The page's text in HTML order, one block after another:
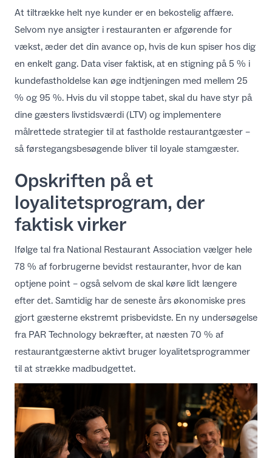
At tiltrække helt nye kunder er en bekostelig affære.
Selvom nye ansigter i restauranten er afgørende for
vækst, æder det din avance op, hvis de kun spiser hos dig
en enkelt gang. Data viser faktisk, at en stigning på 5 % i
kundefastholdelse kan øge indtjeningen med mellem 25
% og 95 %. Hvis du vil stoppe tabet, skal du have styr på
dine gæsters livstidsværdi (LTV) og implementere
målrettede strategier til at fastholde restaurantgæster –
så førstegangsbesøgende bliver til loyale stamgæster.
Opskriften på et
loyalitetsprogram, der
faktisk virker
Ifølge tal fra National Restaurant Association vælger hele
78 % af forbrugerne bevidst restauranter, hvor de kan
optjene point – også selvom de skal køre lidt længere
efter det. Samtidig har de seneste års økonomiske pres
gjort gæsterne ekstremt prisbevidste. En ny undersøgelse
fra PAR Technology bekræfter, at næsten 70 % af
restaurantgæsterne aktivt bruger loyalitetsprogrammer
til at strække madbudgettet.